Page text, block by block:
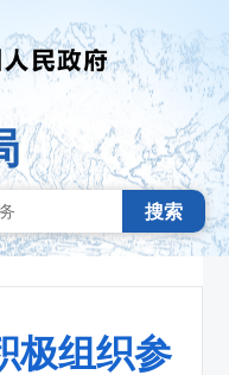
搜索
极组织参